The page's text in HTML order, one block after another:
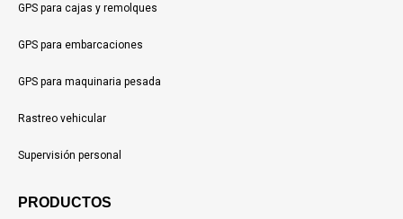
GPS para cajas y remolques
GPS para embarcaciones
GPS para maquinaria pesada
Rastreo vehicular
Supervisión personal
PRODUCTOS